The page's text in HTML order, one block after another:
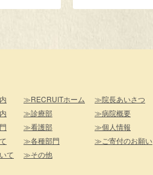
て
RECRUITホーム
診療部
看護部
各種部門
その他
院長あいさつ
病院概要
個人情報
ご寄付のお願い